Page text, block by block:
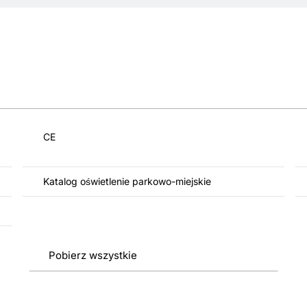
CE
Katalog oświetlenie parkowo-miejskie
Pobierz wszystkie